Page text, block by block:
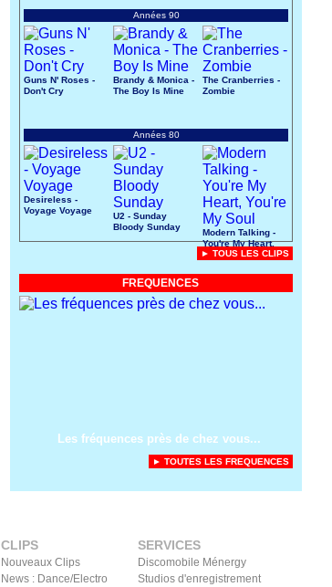
Années 90
Guns N' Roses -
Don't Cry
Brandy & Monica -
The Boy Is Mine
The Cranberries -
Zombie
Années 80
Desireless -
Voyage Voyage
U2 - Sunday
Bloody Sunday
Modern Talking -
You're My Heart,
You're My Soul
► TOUS LES CLIPS
FREQUENCES
Les fréquences près de chez vous...
► TOUTES LES FREQUENCES
CLIPS
Nouveaux Clips
News : Dance/Electro
SERVICES
Discomobile Ménergy
Studios d'enregistrement